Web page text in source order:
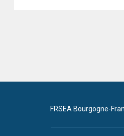
FRSEA Bourgogne-